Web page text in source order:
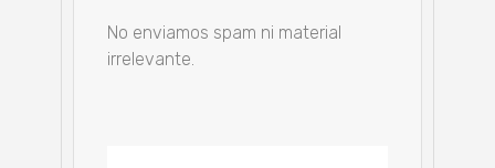
No enviamos spam ni material
irrelevante.